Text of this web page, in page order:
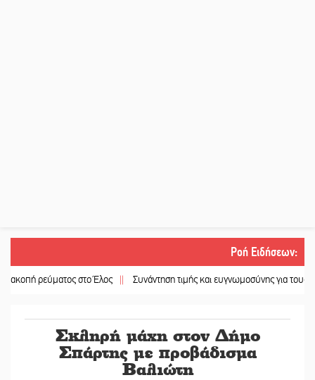
Ροή Ειδήσεων:
στο Έλος || Συνάντηση τιμής και ευγνωμοσύνης για τους
Σκληρή μάχη στον Δήμο
Σπάρτης με προβάδισμα
Βαλιώτη